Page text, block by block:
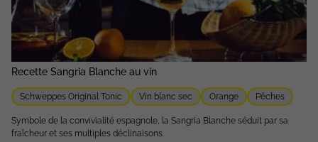
Recette Sangria Blanche au vin
Schweppes Original Tonic Vin blanc sec Orange Pêches
Symbole de la convivialité espagnole, la Sangria Blanche séduit par sa
fraîcheur et ses multiples déclinaisons.